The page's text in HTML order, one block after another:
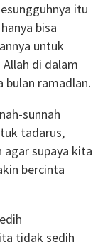
itu
bisa
untuk
di dalam
bulan ramadlan.
sunnah
tadarus,
supaya kita
bercinta
tidak sedih